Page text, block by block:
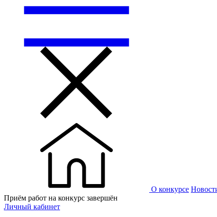
О конкурсе
Приём работ на конкурс завершён
Личный кабинет